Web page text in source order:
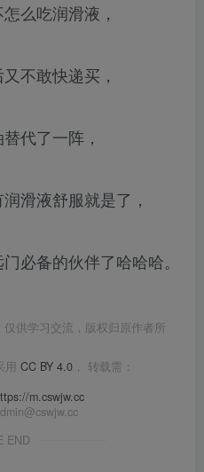
么吃润滑液，
不敢快递买，
代了一阵，
滑液舒服就是了，
必备的伙伴了哈哈哈。
供学习交流，版权归原作者所
用 CC BY 4.0 ， 转载需：
m.cswjw.cc
END